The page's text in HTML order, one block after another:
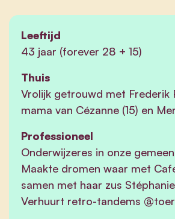
Leeftijd
43 jaar (forever 28 + 15)
Thuis
Vrolijk getrouwd met Frederik
mama van Cézanne (15) en
Professioneel
Onderwijzeres in onze
Maakte dromen waar met
samen met haar zus Stéphanie
Verhuurt retro-tandems